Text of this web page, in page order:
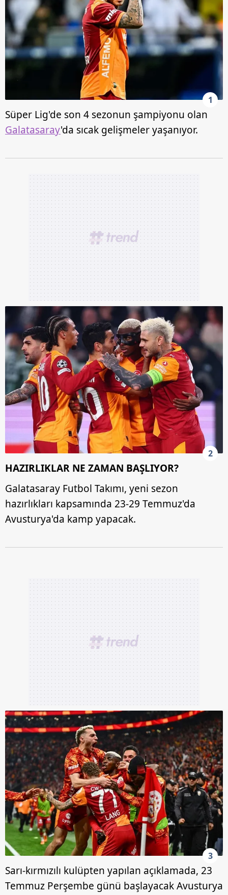
1
Süper Lig'de son 4 sezonun şampiyonu olan
Galatasaray'da sıcak gelişmeler yaşanıyor.
2
HAZIRLIKLAR NE ZAMAN BAŞLIYOR?
Galatasaray Futbol Takımı, yeni sezon
hazırlıkları kapsamında 23-29 Temmuz'da
Avusturya'da kamp yapacak.
3
Sarı-kırmızılı kulüpten yapılan açıklamada, 23
Temmuz Perşembe günü başlayacak Avusturya